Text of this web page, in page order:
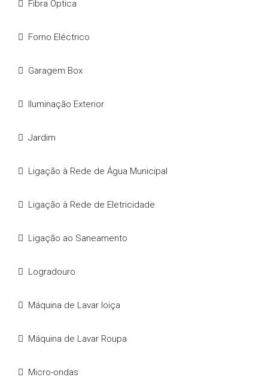
Fibra Óptica
Forno Eléctrico
Garagem Box
Iluminação Exterior
Jardim
Ligação à Rede de Água Municipal
Ligação à Rede de Eletricidade
Ligação ao Saneamento
Logradouro
Máquina de Lavar loiça
Máquina de Lavar Roupa
Micro-ondas